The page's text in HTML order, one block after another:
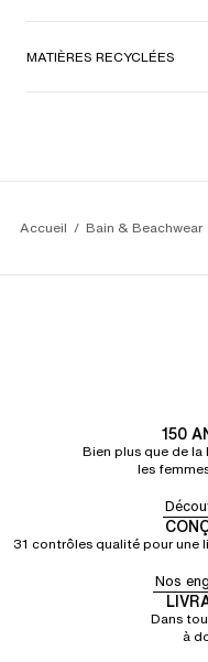
MATIÈRES RECYCLÉES
Accueil Bain & Beachwear
150
Bien plus que de
les
31 contrôles qualité pour une
Nos
Dans
à